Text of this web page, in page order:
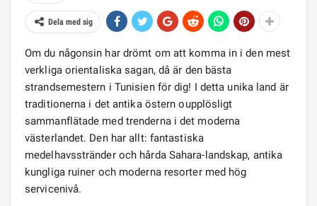
Dela med sig
Om du någonsin har drömt om att komma in i den mest
verkliga orientaliska sagan, då är den bästa
strandsemestern i Tunisien för dig! I detta unika land är
traditionerna i det antika östern oupplösligt
sammanflätade med trenderna i det moderna
västerlandet. Den har allt: fantastiska
medelhavsstränder och hårda Sahara-landskap, antika
kungliga ruiner och moderna resorter med hög
servicenivå.